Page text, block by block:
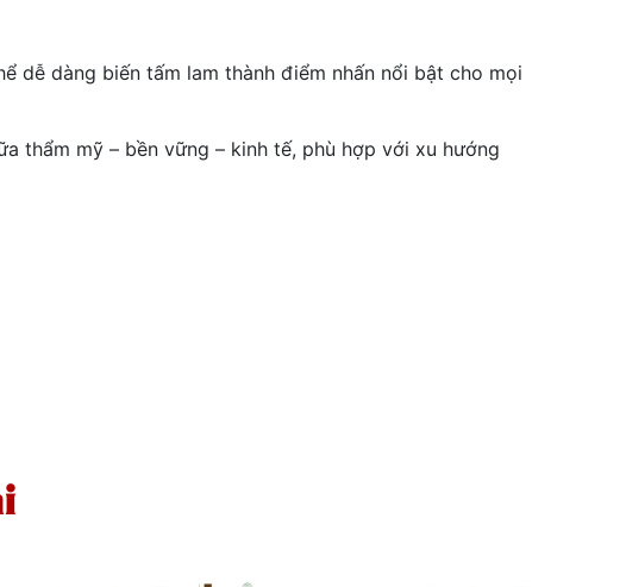
dễ dàng biến tấm lam thành điểm nhấn nổi bật cho mọi
thẩm mỹ – bền vững – kinh tế, phù hợp với xu hướng